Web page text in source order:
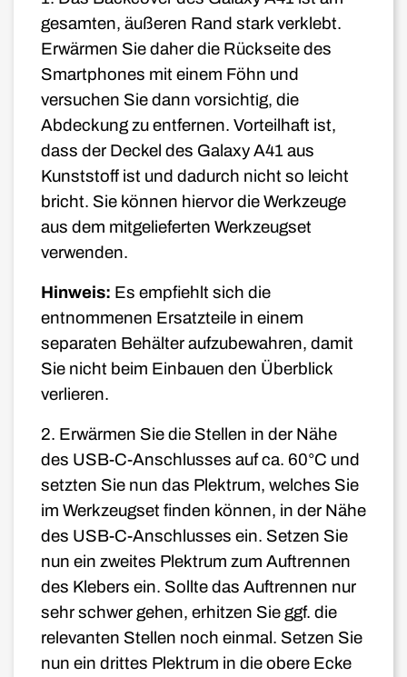
gesamten, äußeren Rand stark verklebt.
Erwärmen Sie daher die Rückseite des
Smartphones mit einem Föhn und
versuchen Sie dann vorsichtig, die
Abdeckung zu entfernen. Vorteilhaft ist,
dass der Deckel des Galaxy A41 aus
Kunststoff ist und dadurch nicht so leicht
bricht. Sie können hiervor die Werkzeuge
aus dem mitgelieferten Werkzeugset
verwenden.
Hinweis: Es empfiehlt sich die
entnommenen Ersatzteile in einem
separaten Behälter aufzubewahren, damit
Sie nicht beim Einbauen den Überblick
verlieren.
2. Erwärmen Sie die Stellen in der Nähe
des USB-C-Anschlusses auf ca. 60°C und
setzten Sie nun das Plektrum, welches Sie
im Werkzeugset finden können, in der Nähe
des USB-C-Anschlusses ein. Setzen Sie
nun ein zweites Plektrum zum Auftrennen
des Klebers ein. Sollte das Auftrennen nur
sehr schwer gehen, erhitzen Sie ggf. die
relevanten Stellen noch einmal. Setzen Sie
nun ein drittes Plektrum in die obere Ecke